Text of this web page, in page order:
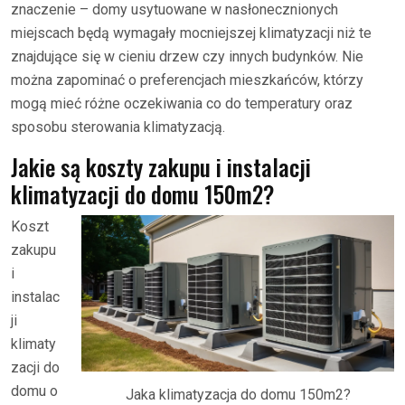
znaczenie – domy usytuowane w nasłonecznionych
miejscach będą wymagały mocniejszej klimatyzacji niż te
znajdujące się w cieniu drzew czy innych budynków. Nie
można zapominać o preferencjach mieszkańców, którzy
mogą mieć różne oczekiwania co do temperatury oraz
sposobu sterowania klimatyzacją.
Jakie są koszty zakupu i instalacji
klimatyzacji do domu 150m2?
Jaka klimatyzacja do domu 150m2?
Koszt
zakupu
i
instalac
ji
klimaty
zacji do
domu o